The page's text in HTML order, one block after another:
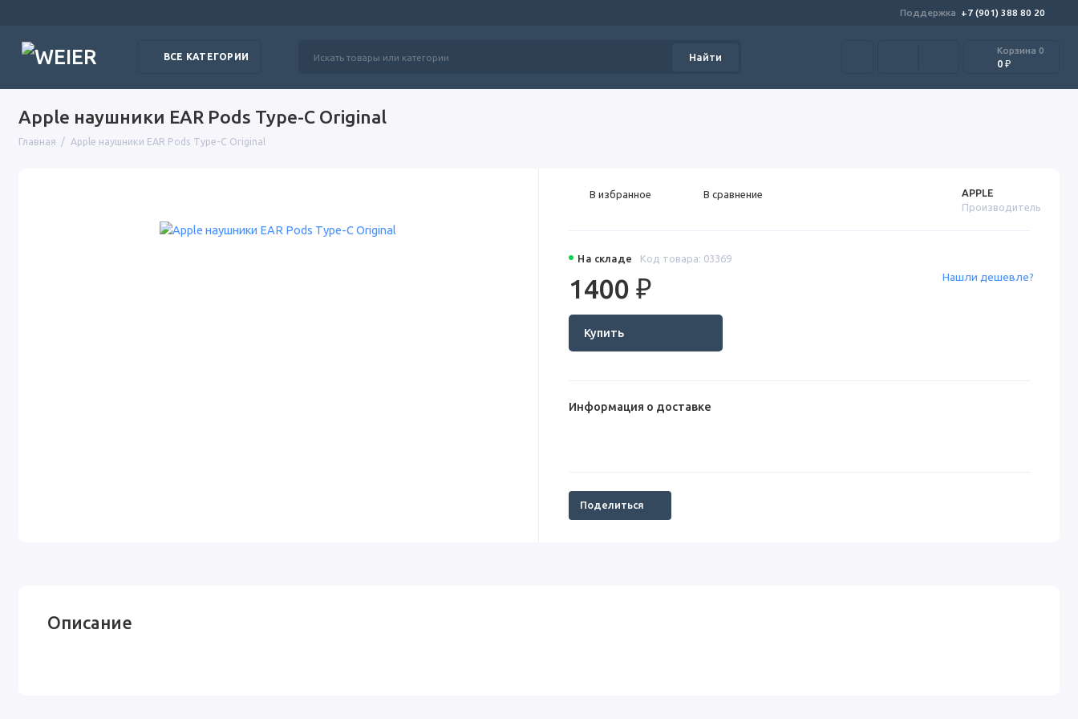
Поддержка +7 (901) 388 80 20
ВСЕ КАТЕГОРИИ Найти
Корзина 0
0 ₽
Apple наушники EAR Pods Type-C Original
Главная Apple наушники EAR Pods Type-C Original
На складе Код товара: 03369
APPLE
Производитель
1400 ₽
Купить
Нашли дешевле?
В избранное В сравнение
Информация о доставке
Поделиться
Описание